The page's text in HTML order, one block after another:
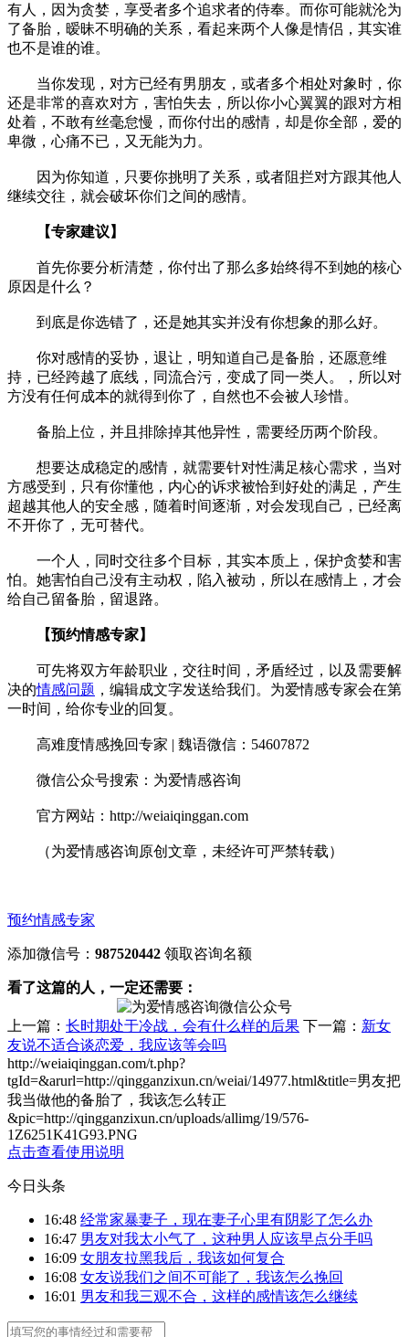
有人，因为贪婪，享受者多个追求者的侍奉。而你可能就沦为
了备胎，暧昧不明确的关系，看起来两个人像是情侣，其实谁
也不是谁的谁。
当你发现，对方已经有男朋友，或者多个相处对象时，你
还是非常的喜欢对方，害怕失去，所以你小心翼翼的跟对方相
处着，不敢有丝毫怠慢，而你付出的感情，却是你全部，爱的
卑微，心痛不已，又无能为力。
因为你知道，只要你挑明了关系，或者阻拦对方跟其他人
继续交往，就会破坏你们之间的感情。
【专家建议】
首先你要分析清楚，你付出了那么多始终得不到她的核心
原因是什么？
到底是你选错了，还是她其实并没有你想象的那么好。
你对感情的妥协，退让，明知道自己是备胎，还愿意维
持，已经跨越了底线，同流合污，变成了同一类人。，所以对
方没有任何成本的就得到你了，自然也不会被人珍惜。
备胎上位，并且排除掉其他异性，需要经历两个阶段。
想要达成稳定的感情，就需要针对性满足核心需求，当对
方感受到，只有你懂他，内心的诉求被恰到好处的满足，产生
超越其他人的安全感，随着时间逐渐，对会发现自己，已经离
不开你了，无可替代。
一个人，同时交往多个目标，其实本质上，保护贪婪和害
怕。她害怕自己没有主动权，陷入被动，所以在感情上，才会
给自己留备胎，留退路。
【预约情感专家】
可先将双方年龄职业，交往时间，矛盾经过，以及需要解
决的情感问题 ，编辑成文字发送给我们。为爱情感专家会在第
一时间，给你专业的回复。
高难度情感挽回专家 | 魏语微信：54607872
微信公众号搜索：为爱情感咨询
官方网站：http://weiaiqinggan.com
（为爱情感咨询原创文章，未经许可严禁转载）
预约情感专家
添加微信号： 987520442 领取咨询名额
看了这篇的人，一定还需要：
上一篇： 长时期处于冷战，会有什么样的后果 下一篇： 新女
友说不适合谈恋爱，我应该等会吗
http://weiaiqinggan.com/t.php?
tgId=&arurl=http://qingganzixun.cn/weiai/14977.html&title=男友把
我当做他的备胎了，我该怎么转正
&pic=http://qingganzixun.cn/uploads/allimg/19/576-
1Z6251K41G93.PNG
点击查看使用说明
今日头条
16:48 经常家暴妻子，现在妻子心里有阴影了怎么办
16:47 男友对我太小气了，这种男人应该早点分手吗
16:09 女朋友拉黑我后，我该如何复合
16:08 女友说我们之间不可能了，我该怎么挽回
16:01 男友和我三观不合，这样的感情该怎么继续